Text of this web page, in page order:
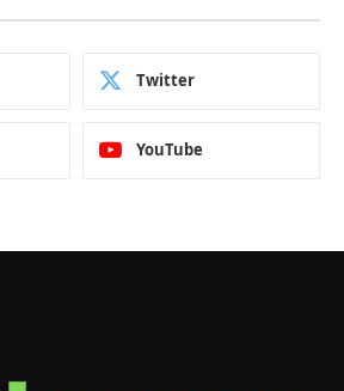
Twitter
YouTube